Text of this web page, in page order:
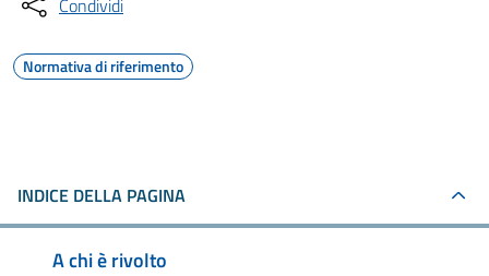
Condividi
Normativa di riferimento
INDICE DELLA PAGINA
A chi è rivolto